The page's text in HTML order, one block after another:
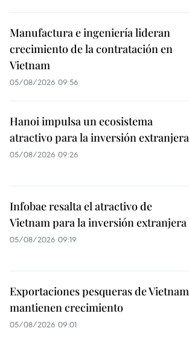
Manufactura e ingeniería lideran
crecimiento de la contratación en
Vietnam
05/08/2026 09:56
Hanoi impulsa un ecosistema
atractivo para la inversión extranjera
05/08/2026 09:26
Infobae resalta el atractivo de
Vietnam para la inversión extranjera
05/08/2026 09:19
Exportaciones pesqueras de Vietnam
mantienen crecimiento
05/08/2026 09:01